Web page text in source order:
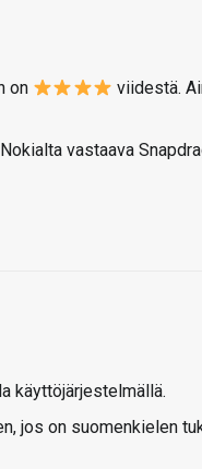
on
viidestä.
vastaava
käyttöjärjestelmällä.
jos on suomenkielen